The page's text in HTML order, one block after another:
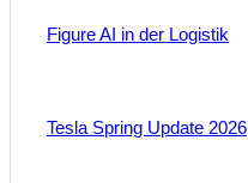
Figure AI in der Logistik
Tesla Spring Update 2026